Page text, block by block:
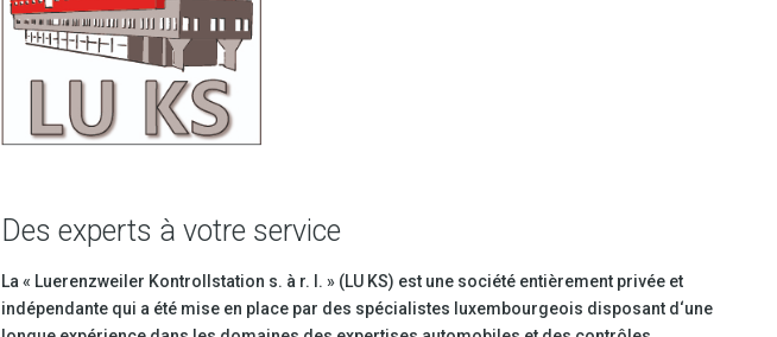
Des experts à votre service
La « Luerenzweiler Kontrollstation s. à r. l. » (LU KS) est une société entièrement privée et
indépendante qui a été mise en place par des spécialistes luxembourgeois disposant d‘une